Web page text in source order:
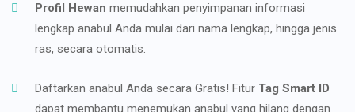
Profil Hewan memudahkan penyimpanan informasi
lengkap anabul Anda mulai dari nama lengkap, hingga jenis
ras, secara otomatis.
Daftarkan anabul Anda secara Gratis! Fitur Tag Smart ID
dapat membantu menemukan anabul yang hilang dengan